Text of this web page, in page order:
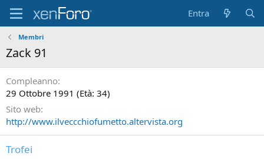
Entra
Membri
Zack 91
Compleanno
29 Ottobre 1991 (Età: 34)
Sito web
http://www.ilveccchiofumetto.altervista.org
Trofei